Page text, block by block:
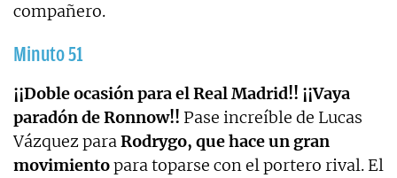
compañero.
Minuto 51
¡¡Doble ocasión para el Real Madrid!! ¡¡Vaya
paradón de Ronnow!! Pase increíble de Lucas
Vázquez paraRodrygo, que hace un gran
movimientopara toparse con el portero rival. El